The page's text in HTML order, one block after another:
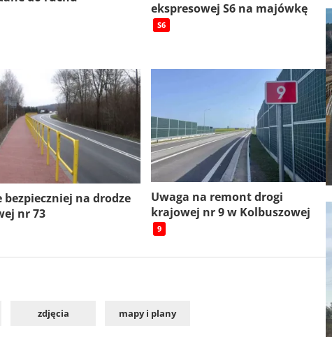
ekspresowej S6 na majówkę
S6
bezpieczniej na drodze
nr 73
Uwaga na remont drogi
krajowej nr 9 w Kolbuszowej
9
zdjęcia mapy i plany